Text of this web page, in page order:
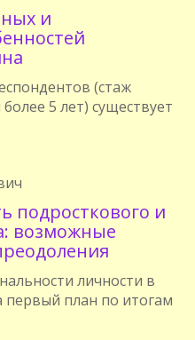
и
(стаж
5 лет) существует
подросткового и
возможные
личности в
первый план по итогам